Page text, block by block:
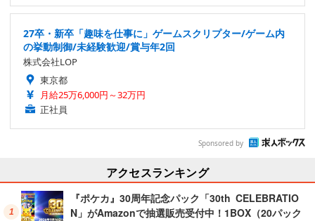
27卒・新卒「趣味を仕事に」ゲームスクリプター/ゲーム内
の挙動制御/未経験歓迎/賞与年2回
株式会社LOP
東京都
月給25万6,000円～32万円
正社員
Sponsored by
アクセスランキング
『ポケカ』30周年記念パック「30th CELEBRATIO
N」がAmazonで抽選販売受付中！1BOX（20パック